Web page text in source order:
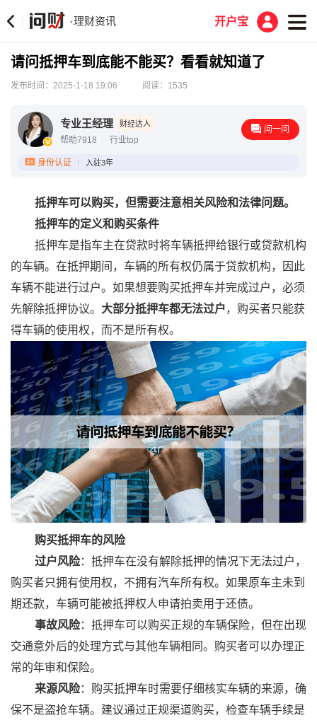
·理财资讯 开户宝
请问抵押车到底能不能买？看看就知道了
发布时间：2025-1-18 19:06 阅读：1535
专业王经理 财经达人
帮助7918 行业top
问一问
身份认证 入驻3年
抵押车可以购买，但需要注意相关风险和法律问题。
抵押车的定义和购买条件
抵押车是指车主在贷款时将车辆抵押给银行或贷款机构
的车辆。在抵押期间，车辆的所有权仍属于贷款机构，因此
车辆不能进行过户。如果想要购买抵押车并完成过户，必须
先解除抵押协议。‌ 大部分抵押车都无法过户‌，购买者只能获
得车辆的使用权，而不是所有权‌。
购买抵押车的风险
过户风险‌：抵押车在没有解除抵押的情况下无法过户，
购买者只拥有使用权，不拥有汽车所有权。如果原车主未到
期还款，车辆可能被抵押权人申请拍卖用于还债‌。
事故风险‌：抵押车可以购买正规的车辆保险，但在出现
交通意外后的处理方式与其他车辆相同。购买者可以办理正
常的年审和保险‌。
来源风险‌：购买抵押车时需要仔细核实车辆的来源，确
保不是盗抢车辆。建议通过正规渠道购买，检查车辆手续是